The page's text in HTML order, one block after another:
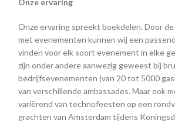
Onze ervaring
Onze ervaring spreekt boekdelen. Door
met evenementen kunnen wij een
vinden voor elk soort evenement in elke
zijn onder andere aanwezig geweest bij
bedrijfsevenementen (van 20 tot 5000
van verschillende ambassades. Maar ook
variërend van technofeesten op een
grachten van Amsterdam tijdens